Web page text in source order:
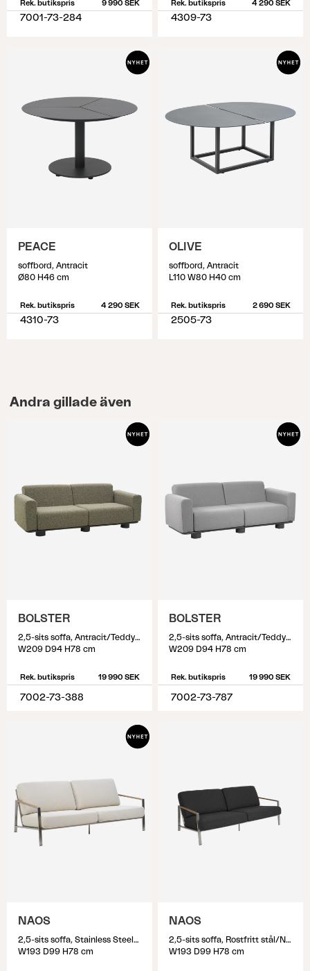
Rek. butikspris 9 990 SEK
7001-73-284
Rek. butikspris 4 290 SEK
4309-73
PEACE
soffbord, Antracit
Ø80 H46 cm
Rek. butikspris 4 290 SEK
4310-73
OLIVE
soffbord, Antracit
L110 W80 H40 cm
Rek. butikspris 2 690 SEK
2505-73
Andra gillade även
BOLSTER
2,5-sits soffa, Antracit/Teddy Verde
W209 D94 H78 cm
Rek. butikspris 19 990 SEK
7002-73-388
BOLSTER
2,5-sits soffa, Antracit/Teddy Grey
W209 D94 H78 cm
Rek. butikspris 19 990 SEK
7002-73-787
NAOS
2,5-sits soffa, Stainless Steel/Dot Beige
W193 D99 H78 cm
NAOS
2,5-sits soffa, Rostfritt stål/Nearly black
W193 D99 H78 cm